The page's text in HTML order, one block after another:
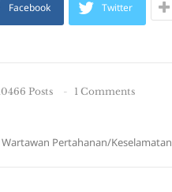
Facebook Twitter
Posts 1 Comments
Wartawan Pertahanan/Keselamatan